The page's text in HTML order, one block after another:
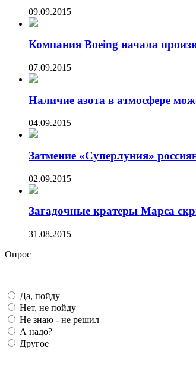
09.09.2015
Компания Boeing начала
07.09.2015
Наличие азота в атмосфере
04.09.2015
Затмение «Суперлуния»
02.09.2015
Загадочные кратеры Марса
31.08.2015
Опрос
Да, пойду
Нет, не пойду
Не знаю - не решил
А надо?
Другое